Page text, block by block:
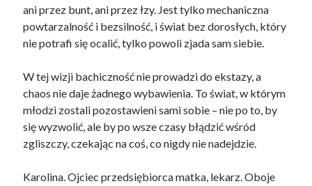
ani przez bunt, ani przez łzy. Jest tylko mechaniczna
powtarzalność i bezsilność, i świat bez dorosłych, który
nie potrafi się ocalić, tylko powoli zjada sam siebie.
W tej wizji bachiczność nie prowadzi do ekstazy, a
chaos nie daje żadnego wybawienia. To świat, w którym
młodzi zostali pozostawieni sami sobie – nie po to, by
się wyzwolić, ale by po wsze czasy błądzić wśród
zgliszczy, czekając na coś, co nigdy nie nadejdzie.
Karolina. Ojciec przedsiębiorca matka, lekarz. Oboje